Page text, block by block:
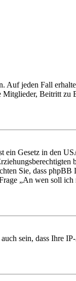
Auf jeden Fall
Beitritt zu
ein Gesetz in den
Sie, dass
„An wen soll
sein, dass Ihre